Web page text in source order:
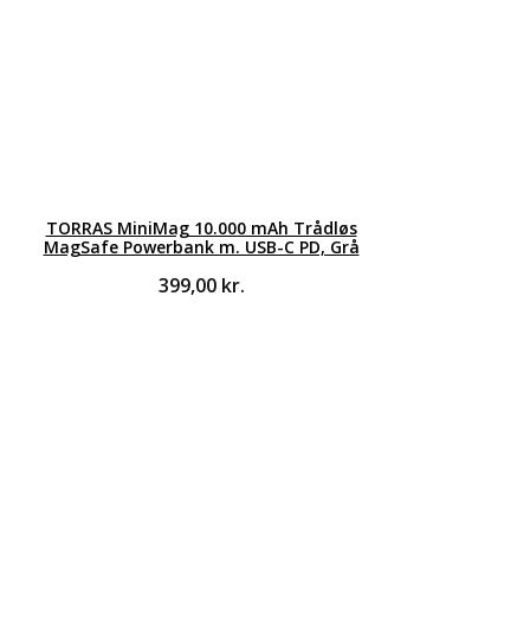
TORRAS MiniMag 10.000 mAh Trådløs
MagSafe Powerbank m. USB-C PD, Grå
399,00 kr.